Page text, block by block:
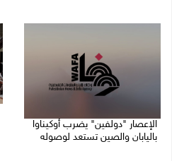
الإعصار "دولفين" يضرب أوكيناوا
باليابان والصين تستعد لوصوله